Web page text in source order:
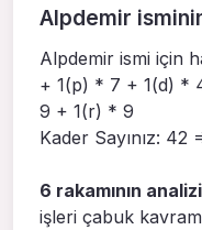
Alpdemir
Alpdemir ismi için
+ 1(p) * 7 + 1(d) *
9 + 1(r) * 9
Kader Sayınız: 42
6 rakamının
işleri çabuk